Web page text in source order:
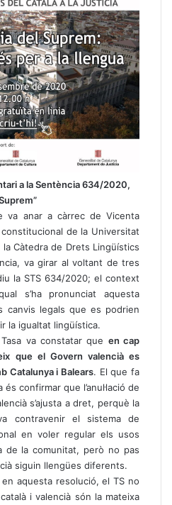
a la Sentència 634/2020,
va anar a càrrec de Vicenta
de la Universitat
Càtedra de Drets Lingüístics
va girar al voltant de tres
la STS 634/2020; el context
s’ha pronunciat aquesta
canvis legals que es podrien
la igualtat lingüística.
va constatar que en cap
que el Govern valencià es
Catalunya i Balears. El que fa
confirmar que l’anul·lació de
s’ajusta a dret, perquè la
contravenir el sistema de
en voler regular els usos
de la comunitat, però no pas
siguin llengües diferents.
aquesta resolució, el TS no
i valencià són la mateixa